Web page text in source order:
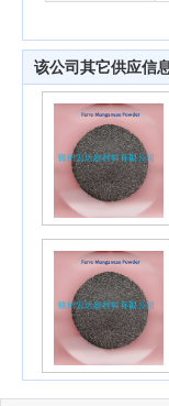
该公司其它供应信